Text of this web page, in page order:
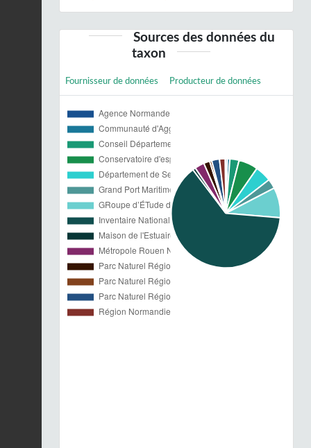
Sources des données du
taxon
Fournisseur de données Producteur de données